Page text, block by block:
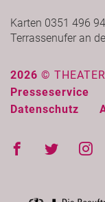
Karten 0351 496 94
Terrassenufer an
2026 ©
Presseservice
Datenschutz